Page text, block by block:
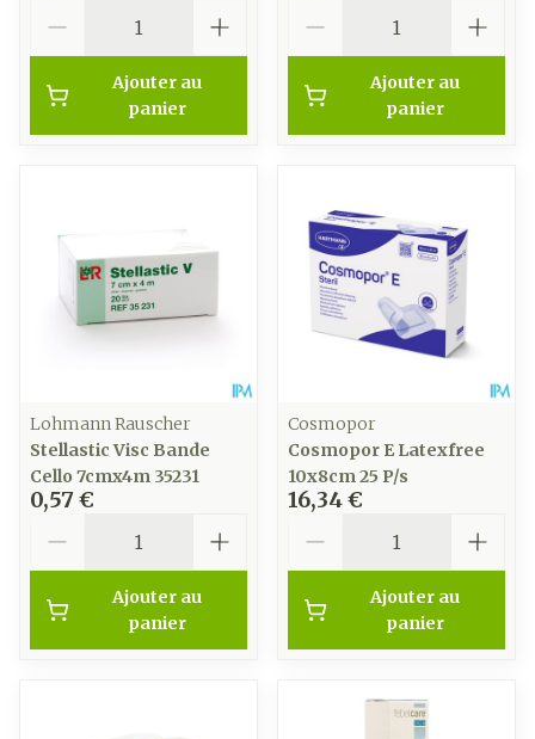
Ajouter au
panier
Ajouter au
panier
Lohmann Rauscher
Stellastic Visc Bande
Cello 7cmx4m 35231
0,57 €
Ajouter au
panier
Cosmopor
Cosmopor E Latexfree
10x8cm 25 P/s
16,34 €
Ajouter au
panier